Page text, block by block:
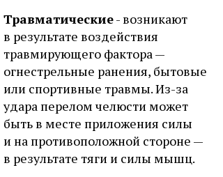
Травматические- возникают
в результате воздействия
травмирующего фактора —
огнестрельные ранения, бытовые
или спортивные травмы. Из-за
удара перелом челюсти может
быть в месте приложения силы
и на противоположной стороне —
в результате тяги и силы мышц.